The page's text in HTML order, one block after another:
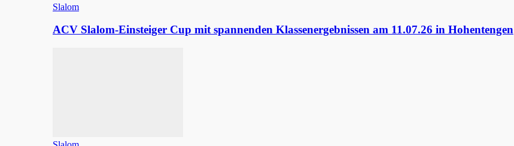
Slalom
ACV Slalom-Einsteiger Cup mit spannenden Klassenergebnissen am 11.07.26 in Hohentengen